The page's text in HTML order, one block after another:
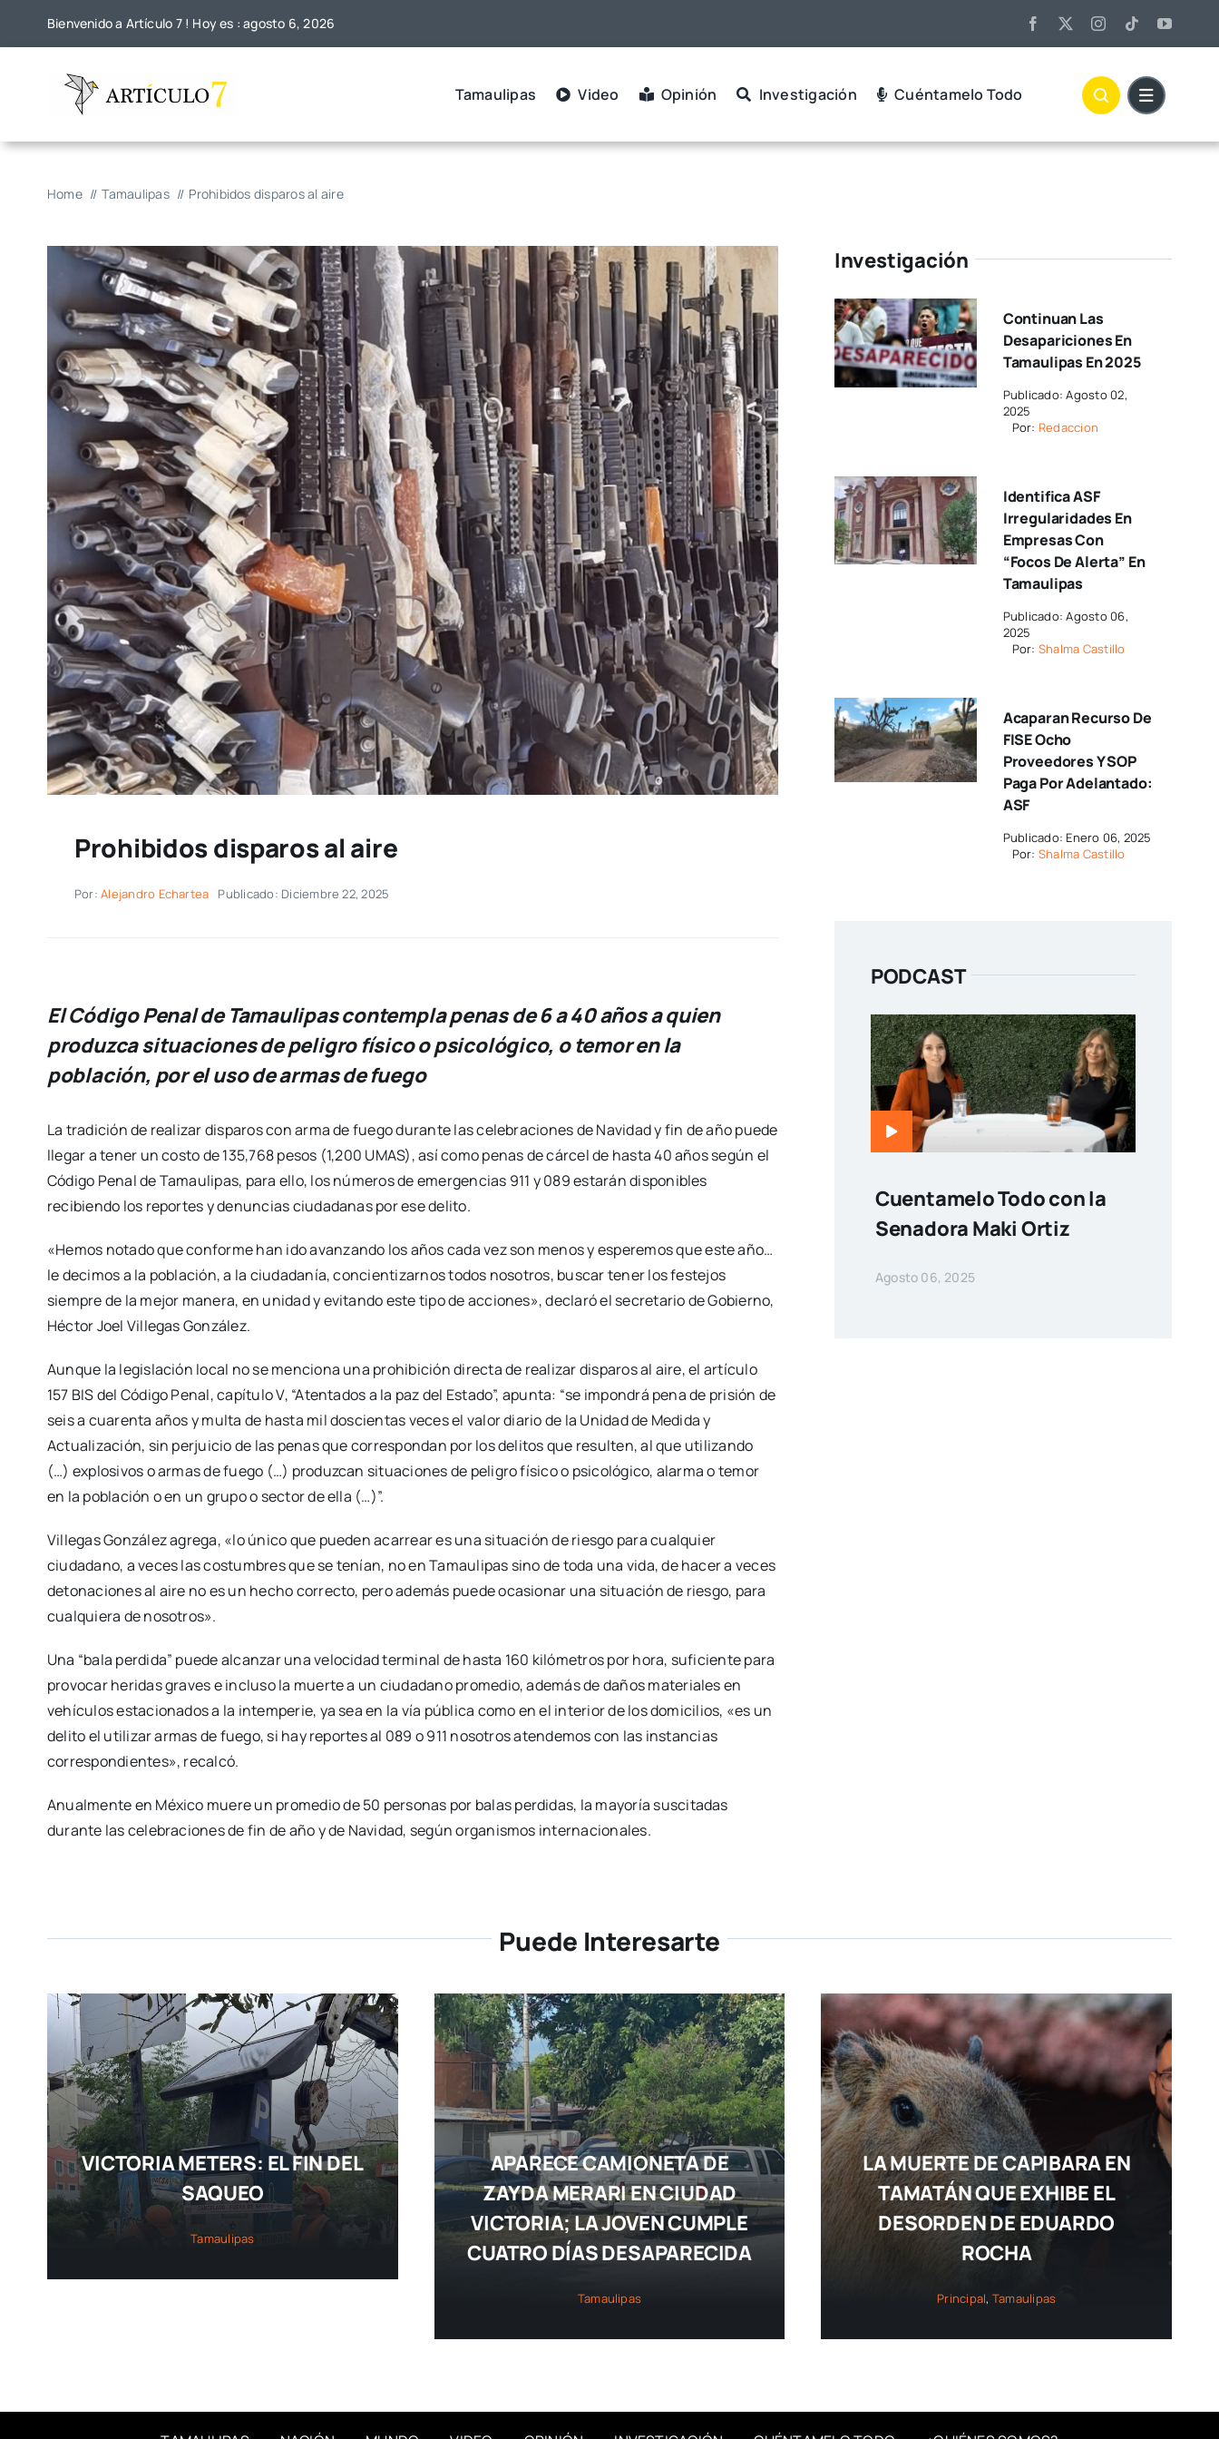
Bienvenido a Artículo 7 ! Hoy es : agosto 6, 2026
Tamaulipas Video Opinión Investigación Cuéntamelo Todo
Home Tamaulipas Prohibidos disparos al aire
Prohibidos disparos al aire
Por:Alejandro Echartea Publicado: Diciembre 22, 2025
El Código Penal de Tamaulipas contempla penas de 6 a 40 años a quien
produzca situaciones de peligro físico o psicológico, o temor en la
población, por el uso de armas de fuego
La tradición de realizar disparos con arma de fuego durante las celebraciones de Navidad y fin de año puede
llegar a tener un costo de 135,768 pesos (1,200 UMAS), así como penas de cárcel de hasta 40 años según el
Código Penal de Tamaulipas, para ello, los números de emergencias 911 y 089 estarán disponibles
recibiendo los reportes y denuncias ciudadanas por ese delito.
«Hemos notado que conforme han ido avanzando los años cada vez son menos y esperemos que este año…
le decimos a la población, a la ciudadanía, concientizarnos todos nosotros, buscar tener los festejos
siempre de la mejor manera, en unidad y evitando este tipo de acciones», declaró el secretario de Gobierno,
Héctor Joel Villegas González.
Aunque la legislación local no se menciona una prohibición directa de realizar disparos al aire, el artículo
157 BIS del Código Penal, capítulo V, “Atentados a la paz del Estado”, apunta: “se impondrá pena de prisión de
seis a cuarenta años y multa de hasta mil doscientas veces el valor diario de la Unidad de Medida y
Actualización, sin perjuicio de las penas que correspondan por los delitos que resulten, al que utilizando
(…) explosivos o armas de fuego (…) produzcan situaciones de peligro físico o psicológico, alarma o temor
en la población o en un grupo o sector de ella (…)”.
Villegas González agrega, «lo único que pueden acarrear es una situación de riesgo para cualquier
ciudadano, a veces las costumbres que se tenían, no en Tamaulipas sino de toda una vida, de hacer a veces
detonaciones al aire no es un hecho correcto, pero además puede ocasionar una situación de riesgo, para
cualquiera de nosotros».
Una “bala perdida” puede alcanzar una velocidad terminal de hasta 160 kilómetros por hora, suficiente para
provocar heridas graves e incluso la muerte a un ciudadano promedio, además de daños materiales en
vehículos estacionados a la intemperie, ya sea en la vía pública como en el interior de los domicilios, «es un
delito el utilizar armas de fuego, si hay reportes al 089 o 911 nosotros atendemos con las instancias
correspondientes», recalcó.
Anualmente en México muere un promedio de 50 personas por balas perdidas, la mayoría suscitadas
durante las celebraciones de fin de año y de Navidad, según organismos internacionales.
Investigación
Continuan Las
Desapariciones En
Tamaulipas En 2025
Publicado: Agosto 02,
2025
Por: Redaccion
Identifica ASF
Irregularidades En
Empresas Con
“focos De Alerta” En
Tamaulipas
Publicado: Agosto 06,
2025
Por: Shalma Castillo
Acaparan Recurso De
FISE Ocho
Proveedores Y SOP
Paga Por Adelantado:
ASF
Publicado: Enero 06, 2025
Por: Shalma Castillo
PODCAST
Cuentamelo Todo con la
Senadora Maki Ortiz
Agosto 06, 2025
Puede Interesarte
VICTORIA METERS: EL FIN DEL
SAQUEO
Tamaulipas
APARECE CAMIONETA DE
ZAYDA MERARI EN CIUDAD
VICTORIA; LA JOVEN CUMPLE
CUATRO DÍAS DESAPARECIDA
Tamaulipas
LA MUERTE DE CAPIBARA EN
TAMATÁN QUE EXHIBE EL
DESORDEN DE EDUARDO
ROCHA
Principal, Tamaulipas